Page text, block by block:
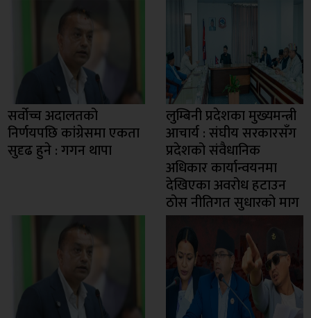
सर्वोच्च अदालतको
निर्णयपछि कांग्रेसमा एकता
सुदृढ हुने : गगन थापा
लुम्बिनी प्रदेशका मुख्यमन्त्री
आचार्य : संघीय सरकारसँग
प्रदेशको संवैधानिक
अधिकार कार्यान्वयनमा
देखिएका अवरोध हटाउन
ठोस नीतिगत सुधारको माग